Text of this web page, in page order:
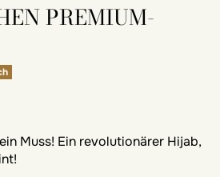
PREMIUM-
Muss! Ein revolutionärer Hijab,